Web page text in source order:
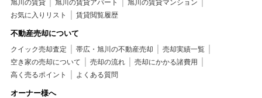
旭川の賃貸 旭川の賃貸アパート
旭川の賃貸マンション
お気に入りリスト
賃貸閲覧履歴
不動産売却について
クイック売却査定 帯広・旭川の不動産売却
売却実績一覧
空き家の売却について
売却の流れ
売却にかかる諸費用
高く売るポイント
よくある質問
オーナー様へ